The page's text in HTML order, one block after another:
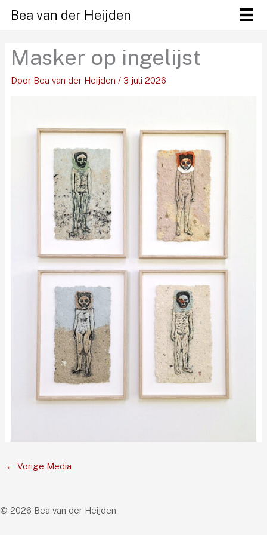
naar
inhoud
Bea van der Heijden
Masker op ingelijst
Door Bea van der Heijden / 3 juli 2026
← Vorige Media
© 2026 Bea van der Heijden